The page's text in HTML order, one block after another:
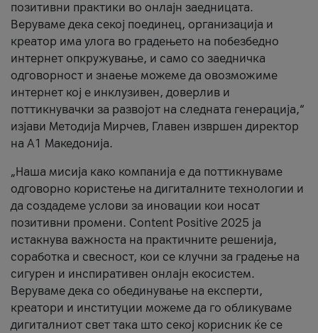
позитивни практики во онлајн заедницата.
Веруваме дека секој поединец, организација и
креатор има улога во градењето на побезбедно
интернет опкружување, и само со заедничка
одговорност и знаење можеме да овозможиме
интернет кој е инклузивен, доверлив и
поттикнувачки за развојот на следната генерација,“
изјави Методија Мирчев, Главен извршен директор
на А1 Македонија.
„Наша мисија како компанија е да поттикнуваме
одговорно користење на дигиталните технологии и
да создадеме услови за иновации кои носат
позитивни промени. Content Positive 2025 ја
истакнува важноста на практичните решенија,
соработка и свесност, кои се клучни за градење на
сигурен и инспиративен онлајн екосистем.
Веруваме дека со обединување на експерти,
креатори и институции можеме да го обликуваме
дигиталниот свет така што секој корисник ќе се